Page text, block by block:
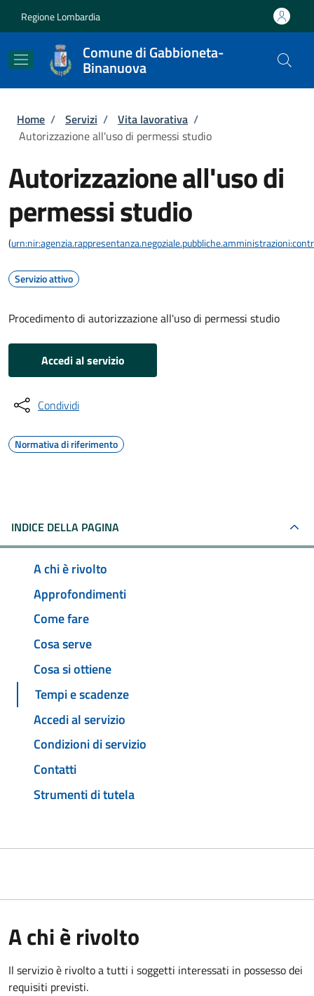
Regione Lombardia
Comune di Gabbioneta-
Binanuova
Briciole di pane
Home / Servizi / Vita lavorativa /
Autorizzazione all'uso di permessi studio
Autorizzazione all'uso di
permessi studio
(
Servizio attivo
Procedimento di autorizzazione all'uso di permessi studio
Accedi al servizio
Condividi
Normativa di riferimento
INDICE DELLA PAGINA
A chi è rivolto
Approfondimenti
Come fare
Cosa serve
Cosa si ottiene
Tempi e scadenze
Accedi al servizio
Condizioni di servizio
Contatti
Strumenti di tutela
A chi è rivolto
Il servizio è rivolto a tutti i soggetti interessati in possesso dei
requisiti previsti.